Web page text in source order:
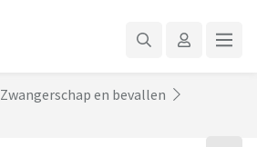
Zwangerschap en bevallen